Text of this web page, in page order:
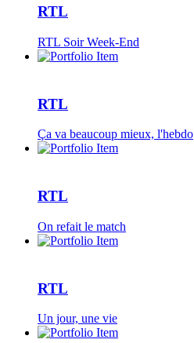
RTL
RTL Soir Week-End
RTL
Ça va beaucoup mieux, l'hebdo
RTL
On refait le match
RTL
Un jour, une vie